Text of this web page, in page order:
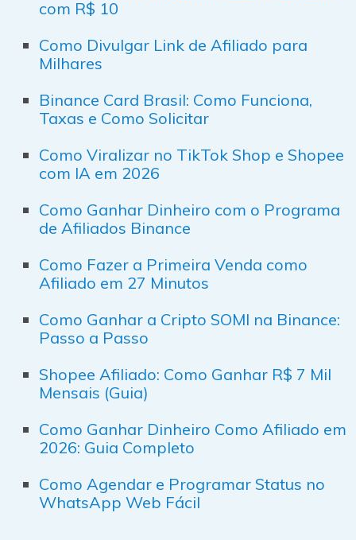
com R$ 10
Como Divulgar Link de Afiliado para
Milhares
Binance Card Brasil: Como Funciona,
Taxas e Como Solicitar
Como Viralizar no TikTok Shop e Shopee
com IA em 2026
Como Ganhar Dinheiro com o Programa
de Afiliados Binance
Como Fazer a Primeira Venda como
Afiliado em 27 Minutos
Como Ganhar a Cripto SOMI na Binance:
Passo a Passo
Shopee Afiliado: Como Ganhar R$ 7 Mil
Mensais (Guia)
Como Ganhar Dinheiro Como Afiliado em
2026: Guia Completo
Como Agendar e Programar Status no
WhatsApp Web Fácil